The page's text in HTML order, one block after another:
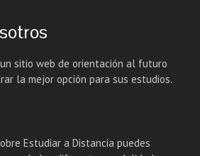
sitio web de orientación al futuro
la mejor opción para sus estudios.
Estudiar a Distancia puedes